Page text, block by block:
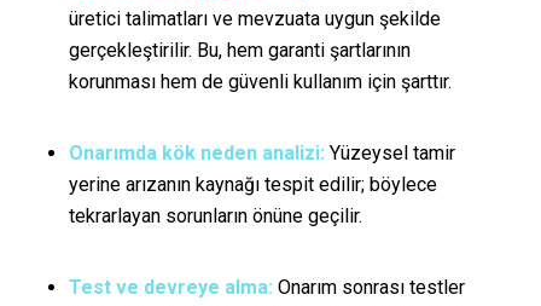
üretici talimatları ve mevzuata uygun şekilde
gerçekleştirilir. Bu, hem garanti şartlarının
korunması hem de güvenli kullanım için şarttır.
Onarımda kök neden analizi: Yüzeysel tamir
yerine arızanın kaynağı tespit edilir; böylece
tekrarlayan sorunların önüne geçilir.
Test ve devreye alma: Onarım sonrası testler